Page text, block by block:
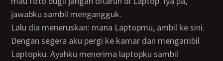
jawabku sambil mengangguk.
Lalu dia meneruskan: mana Laptopmu, ambil ke sini.
Dengan segera aku pergi ke kamar dan mengambil
Laptopku. Ayahku menerima laptopku sambil